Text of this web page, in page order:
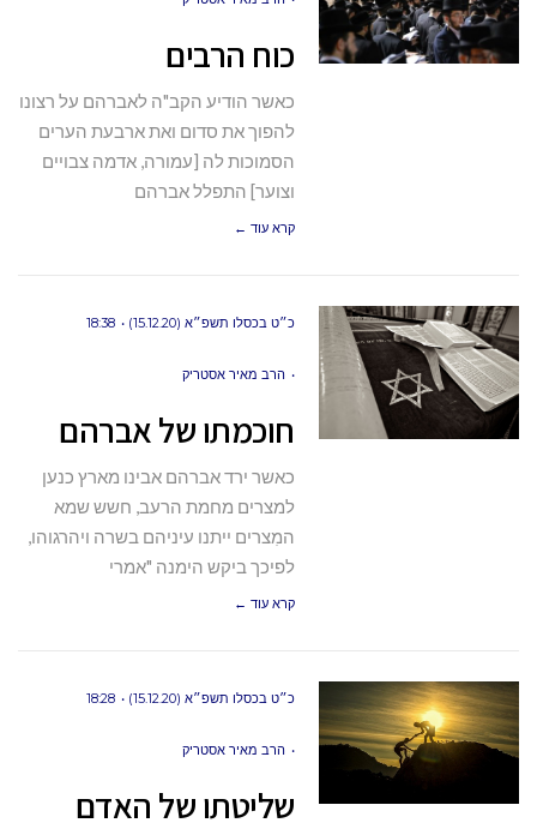
כוח הרבים
כאשר הודיע הקב"ה לאברהם על רצונו
להפוך את סדום ואת ארבעת הערים
הסמוכות לה [עמורה, אדמה צבויים
וצוער] התפלל אברהם
קרא עוד ←
כ״ט בכסלו תשפ״א (15.12.20) 18:38
הרב מאיר אסטריק
חוכמתו של אברהם
כאשר ירד אברהם אבינו מארץ כנען
למצרים מחמת הרעב, חשש שמא
המִצרים ייתנו עיניהם בשרה ויהרגוהו,
לפיכך ביקש הימנה "אמרי
קרא עוד ←
כ״ט בכסלו תשפ״א (15.12.20) 18:28
הרב מאיר אסטריק
שליטתו של האדם